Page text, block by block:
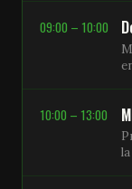
09:00 – 10:00
10:00 – 13:00